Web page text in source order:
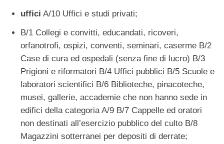
uffici A/10 Uffici e studi privati;
B/1 Collegi e convitti, educandati, ricoveri,
orfanotrofi, ospizi, conventi, seminari, caserme B/2
Case di cura ed ospedali (senza fine di lucro) B/3
Prigioni e riformatori B/4 Uffici pubblici B/5 Scuole e
laboratori scientifici B/6 Biblioteche, pinacoteche,
musei, gallerie, accademie che non hanno sede in
edifici della categoria A/9 B/7 Cappelle ed oratori
non destinati all’esercizio pubblico del culto B/8
Magazzini sotterranei per depositi di derrate;